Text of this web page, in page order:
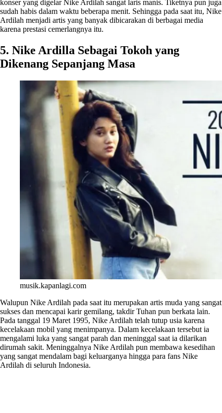
konser yang digelar Nike Ardilah sangat laris manis. Tiketnya pun juga
sudah habis dalam waktu beberapa menit. Sehingga pada saat itu, Nike
Ardilah menjadi artis yang banyak dibicarakan di berbagai media
karena prestasi cemerlangnya itu.
5. Nike Ardilla Sebagai Tokoh yang
Dikenang Sepanjang Masa
musik.kapanlagi.com
Walupun Nike Ardilah pada saat itu merupakan artis muda yang sangat
sukses dan mencapai karir gemilang, takdir Tuhan pun berkata lain.
Pada tanggal 19 Maret 1995, Nike Ardilah telah tutup usia karena
kecelakaan mobil yang menimpanya. Dalam kecelakaan tersebut ia
mengalami luka yang sangat parah dan meninggal saat ia dilarikan
dirumah sakit. Meninggalnya Nike Ardilah pun membawa kesedihan
yang sangat mendalam bagi keluarganya hingga para fans Nike
Ardilah di seluruh Indonesia.